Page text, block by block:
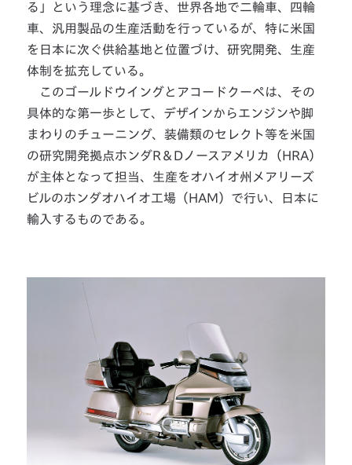
る」という理念に基づき、世界各地で二輪車、四輪
車、汎用製品の生産活動を行っているが、特に米国
を日本に次ぐ供給基地と位置づけ、研究開発、生産
体制を拡充している。
このゴールドウイングとアコードクーペは、その
具体的な第一歩として、デザインからエンジンや脚
まわりのチューニング、装備類のセレクト等を米国
の研究開発拠点ホンダR＆Dノースアメリカ（HRA）
が主体となって担当、生産をオハイオ州メアリーズ
ビルのホンダオハイオ工場（HAM）で行い、日本に
輸入するものである。